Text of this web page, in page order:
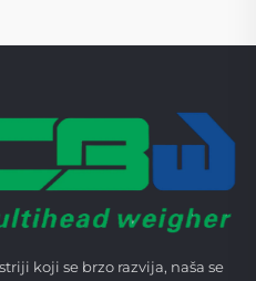
koji se brzo razvija, naša se